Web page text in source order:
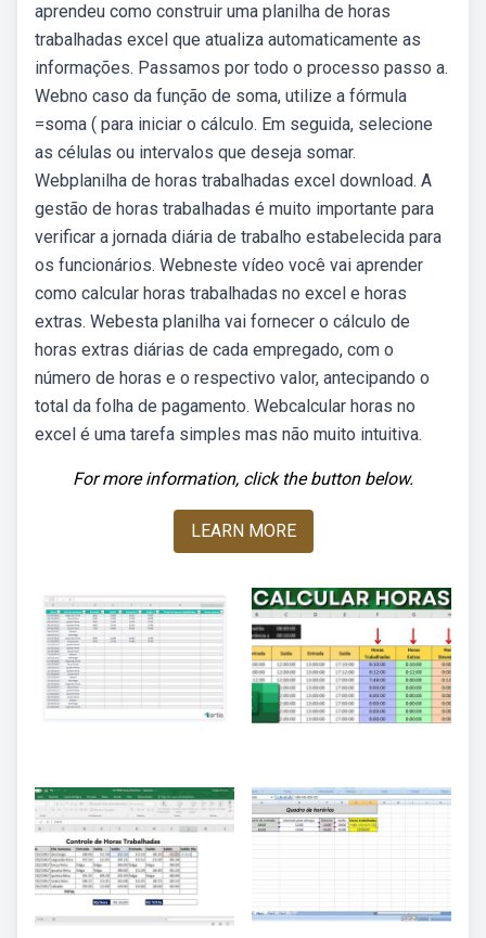
aprendeu como construir uma planilha de horas
trabalhadas excel que atualiza automaticamente as
informações. Passamos por todo o processo passo a.
Webno caso da função de soma, utilize a fórmula
=soma ( para iniciar o cálculo. Em seguida, selecione
as células ou intervalos que deseja somar.
Webplanilha de horas trabalhadas excel download. A
gestão de horas trabalhadas é muito importante para
verificar a jornada diária de trabalho estabelecida para
os funcionários. Webneste vídeo você vai aprender
como calcular horas trabalhadas no excel e horas
extras. Webesta planilha vai fornecer o cálculo de
horas extras diárias de cada empregado, com o
número de horas e o respectivo valor, antecipando o
total da folha de pagamento. Webcalcular horas no
excel é uma tarefa simples mas não muito intuitiva.
For more information, click the button below.
LEARN MORE